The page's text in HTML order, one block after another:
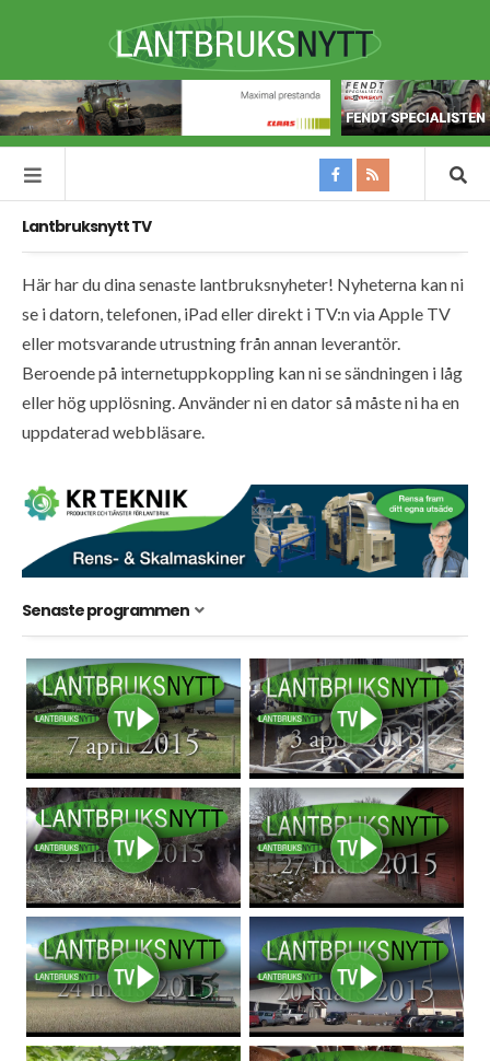
Lantbruksnytt TV
Här har du dina senaste lantbruksnyheter! Nyheterna kan ni
se i datorn, telefonen, iPad eller direkt i TV:n via Apple TV
eller motsvarande utrustning från annan leverantör.
Beroende på internetuppkoppling kan ni se sändningen i låg
eller hög upplösning. Använder ni en dator så måste ni ha en
uppdaterad webbläsare.
Senaste programmen